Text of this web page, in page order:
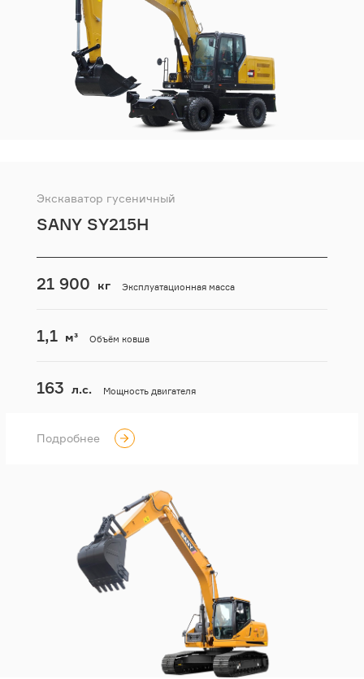
Экскаватор гусеничный
SANY SY215H
Эксплуатационная масса
21 900 кг
Объём ковша
1,1 м³
Мощность двигателя
163 л.с.
Подробнее